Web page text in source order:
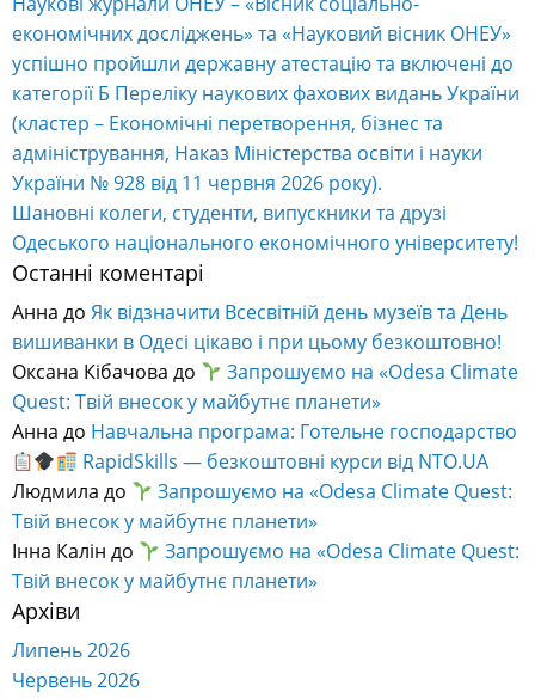
економічних досліджень» та «Науковий вісник ОНЕУ»
успішно пройшли державну атестацію та включені до
категорії Б Переліку наукових фахових видань України
(кластер – Економічні перетворення, бізнес та
адміністрування, Наказ Міністерства освіти і науки
України № 928 від 11 червня 2026 року).
Шановні колеги, студенти, випускники та друзі
Одеського національного економічного університету!
Останні коментарі
Анна до Як відзначити Всесвітній день музеїв та День
вишиванки в Одесі цікаво і при цьому безкоштовно!
Оксана Кібачова до
Запрошуємо на «Odesa Climate
Quest: Твій внесок у майбутнє планети»
Анна до Навчальна програма: Готельне господарство
RapidSkills — безкоштовні курси від NTO.UA
Людмила до
Запрошуємо на «Odesa Climate Quest:
Твій внесок у майбутнє планети»
Інна Калін до
Запрошуємо на «Odesa Climate Quest:
Твій внесок у майбутнє планети»
Архіви
Липень 2026
Червень 2026